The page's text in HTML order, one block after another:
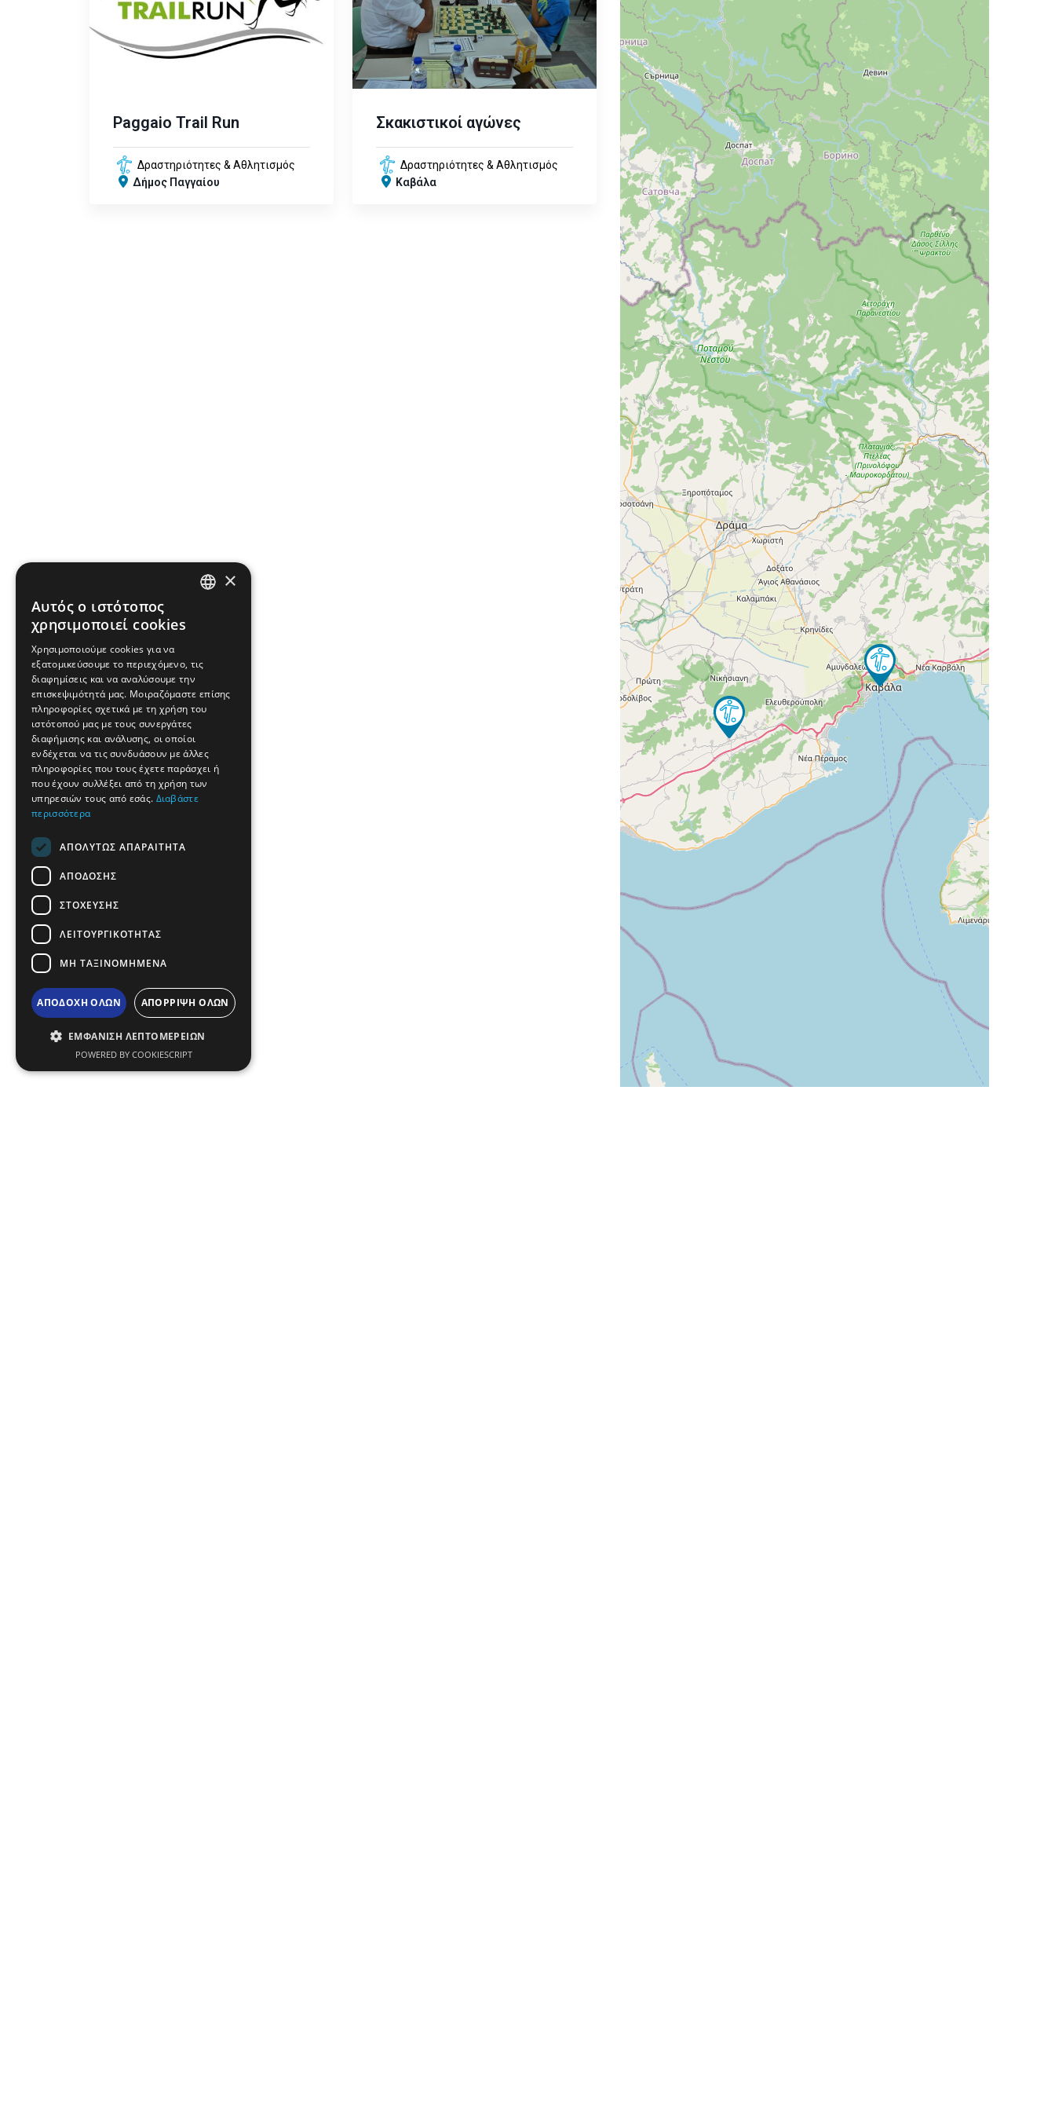
Paggaio Trail Run
Δραστηριότητες & Αθλητισμός
Δήμος Παγγαίου
Σκακιστικοί αγώνες
Δραστηριότητες & Αθλητισμός
Καβάλα
FRENCH
BULGARIAN
ROMANIAN
TURKISH
×
Αυτός ο ιστότοπος
χρησιμοποιεί cookies
Χρησιμοποιούμε cookies για να
εξατομικεύσουμε το περιεχόμενο, τις
διαφημίσεις και να αναλύσουμε την
επισκεψιμότητά μας. Μοιραζόμαστε επίσης
πληροφορίες σχετικά με τη χρήση του
ιστότοπού μας με τους συνεργάτες
διαφήμισης και ανάλυσης, οι οποίοι
ενδέχεται να τις συνδυάσουν με άλλες
πληροφορίες που τους έχετε παράσχει ή
που έχουν συλλέξει από τη χρήση των
υπηρεσιών τους από εσάς. Διαβάστε
περισσότερα
ΑΠΟΛΎΤΩΣ ΑΠΑΡΑΊΤΗΤΑ
ΑΠΌΔΟΣΗΣ
ΣΤΌΧΕΥΣΗΣ
ΛΕΙΤΟΥΡΓΙΚΌΤΗΤΑΣ
ΜΗ ΤΑΞΙΝΟΜΗΜΈΝΑ
ΑΠΟΔΟΧΉ ΌΛΩΝ ΑΠΌΡΡΙΨΗ ΌΛΩΝ
ΕΜΦΆΝΙΣΗ ΛΕΠΤΟΜΕΡΕΙΏΝ
POWERED BY COOKIESCRIPT